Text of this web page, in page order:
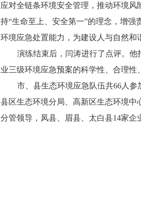
应对全链条环境安全管理，推动环境
持“生命至上、安全第一”的理念，增
环境应急处置能力，为建设人与自然
演练结束后，闫涛进行了点评。
业三级环境应急预案的科学性、合理性
市、县生态环境应急队伍共66人
县区生态环境分局、高新区生态环境
分管领导，凤县、眉县、太白县14家企